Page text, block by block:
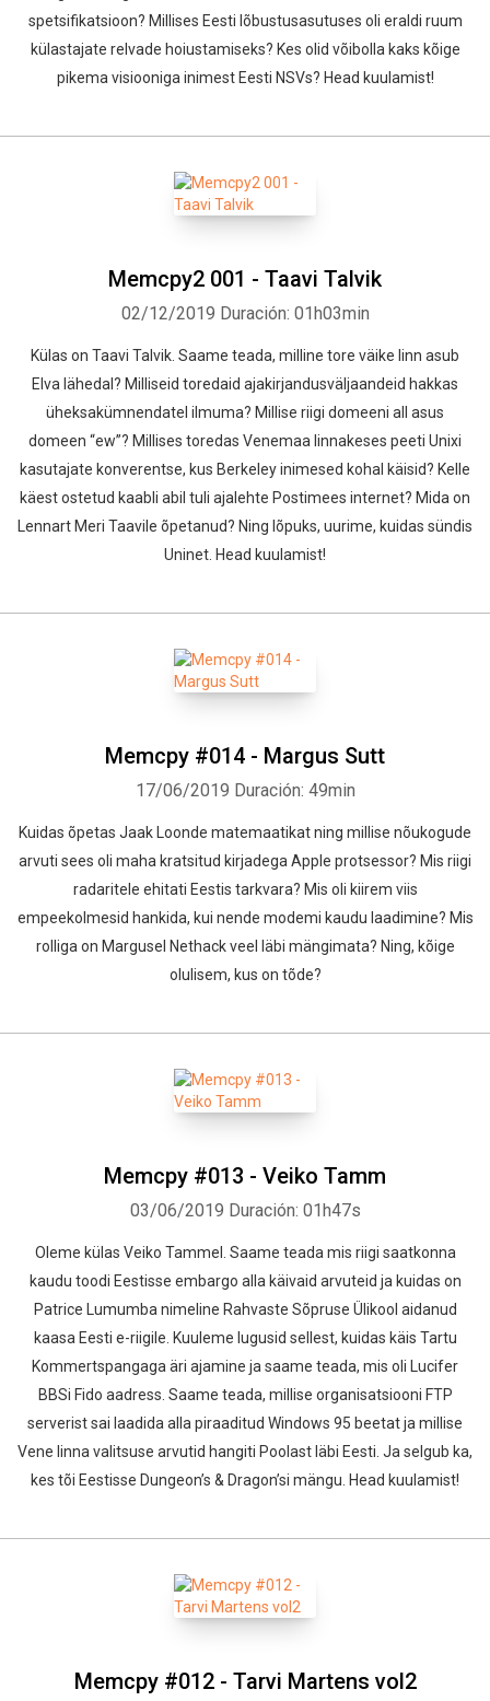
spetsifikatsioon? Millises Eesti lõbustusasutuses oli eraldi ruum
külastajate relvade hoiustamiseks? Kes olid võibolla kaks kõige
pikema visiooniga inimest Eesti NSVs? Head kuulamist!
Memcpy2 001 - Taavi Talvik
02/12/2019 Duración: 01h03min
Külas on Taavi Talvik. Saame teada, milline tore väike linn asub
Elva lähedal? Milliseid toredaid ajakirjandusväljaandeid hakkas
üheksakümnendatel ilmuma? Millise riigi domeeni all asus
domeen “ew”? Millises toredas Venemaa linnakeses peeti Unixi
kasutajate konverentse, kus Berkeley inimesed kohal käisid? Kelle
käest ostetud kaabli abil tuli ajalehte Postimees internet? Mida on
Lennart Meri Taavile õpetanud? Ning lõpuks, uurime, kuidas sündis
Uninet. Head kuulamist!
Memcpy #014 - Margus Sutt
17/06/2019 Duración: 49min
Kuidas õpetas Jaak Loonde matemaatikat ning millise nõukogude
arvuti sees oli maha kratsitud kirjadega Apple protsessor? Mis riigi
radaritele ehitati Eestis tarkvara? Mis oli kiirem viis
empeekolmesid hankida, kui nende modemi kaudu laadimine? Mis
rolliga on Margusel Nethack veel läbi mängimata? Ning, kõige
olulisem, kus on tõde?
Memcpy #013 - Veiko Tamm
03/06/2019 Duración: 01h47s
Oleme külas Veiko Tammel. Saame teada mis riigi saatkonna
kaudu toodi Eestisse embargo alla käivaid arvuteid ja kuidas on
Patrice Lumumba nimeline Rahvaste Sõpruse Ülikool aidanud
kaasa Eesti e-riigile. Kuuleme lugusid sellest, kuidas käis Tartu
Kommertspangaga äri ajamine ja saame teada, mis oli Lucifer
BBSi Fido aadress. Saame teada, millise organisatsiooni FTP
serverist sai laadida alla piraaditud Windows 95 beetat ja millise
Vene linna valitsuse arvutid hangiti Poolast läbi Eesti. Ja selgub ka,
kes tõi Eestisse Dungeon’s & Dragon’si mängu. Head kuulamist!
Memcpy #012 - Tarvi Martens vol2